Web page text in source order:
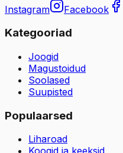
Instagram Facebook
Kategooriad
Joogid
Magustoidud
Soolased
Suupisted
Populaarsed
Liharoad